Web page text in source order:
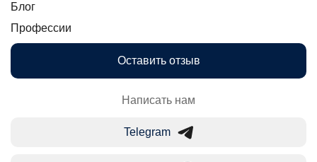
Блог
Профессии
Оставить отзыв
Написать нам
Telegram